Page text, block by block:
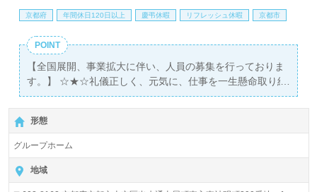
京都府 年間休日120日以上 慶弔休暇 リフレッシュ休暇 京都市
POINT
【全国展開、事業拡大に伴い、人員の募集を行っておりま
す。】 ☆★☆礼儀正しく、元気に、仕事を一生懸命取り組
める方のご応募お待ちしています！☆★☆ 平成16年創業以
来、 「入居者さまに、ご家族さまに、感動を与えるオンリ
ーワンの介護」と「接遇」「食事」「退屈させない日々の
暮らし」の3つの介護理念をモットーに取り組んでいま
す。
形態
グループホーム
地域